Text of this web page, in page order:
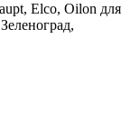
Elco, Oilon для